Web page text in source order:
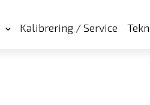
Kalibrering / Service